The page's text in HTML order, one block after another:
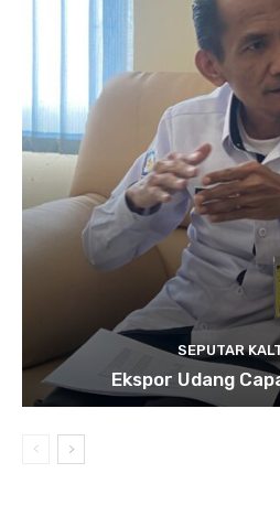
SEPUTAR
Ekspor Udang